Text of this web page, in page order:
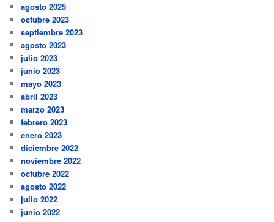
agosto 2025
octubre 2023
septiembre 2023
agosto 2023
julio 2023
junio 2023
mayo 2023
abril 2023
marzo 2023
febrero 2023
enero 2023
diciembre 2022
noviembre 2022
octubre 2022
agosto 2022
julio 2022
junio 2022